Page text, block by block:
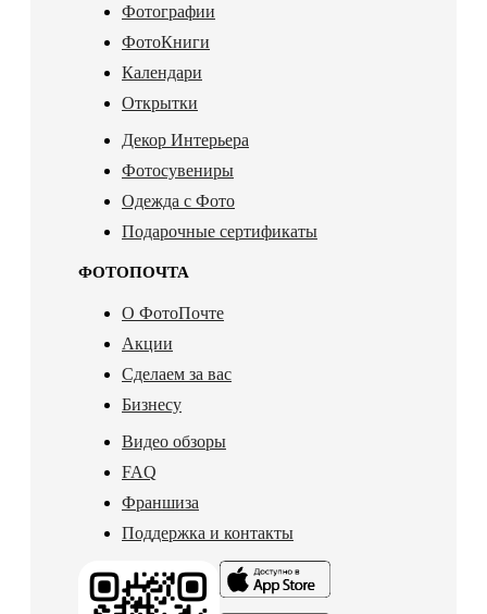
Фотографии
ФотоКниги
Календари
Открытки
Декор Интерьера
Фотосувениры
Одежда с Фото
Подарочные сертификаты
ФОТОПОЧТА
О ФотоПочте
Акции
Сделаем за вас
Бизнесу
Видео обзоры
FAQ
Франшиза
Поддержка и контакты